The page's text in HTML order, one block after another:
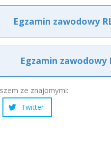
Egzamin zawodowy
Egzamin zawodowy
ze znajomymi:
Twitter